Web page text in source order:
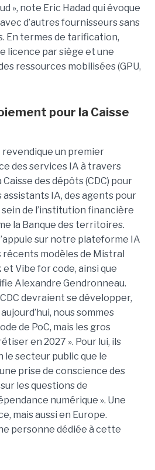
», note Eric Hadad qui évoque
d’autres fournisseurs sans
En termes de tarification,
licence par siège et une
ressources mobilisées (GPU,
pour la Caisse
un premier
des services IA à travers
Caisse des dépôts (CDC) pour
IA, des agents pour
de l’institution financière
la Banque des territoires.
sur notre plateforme IA
modèles de Mistral
Vibe for code, ainsi que
Alexandre Gendronneau.
devraient se développer,
nous sommes
de PoC, mais les gros
en 2027 ». Pour lui, ils
le secteur public que le
prise de conscience des
les questions de
numérique ». Une
mais aussi en Europe.
personne dédiée à cette